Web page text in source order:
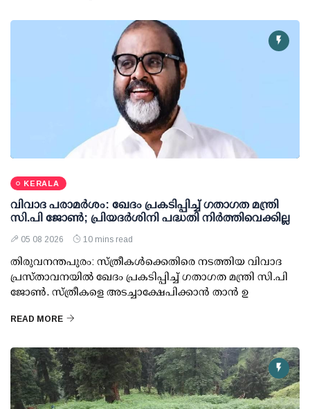
KERALA
വിവാദ പരാമര്‍ശം: ഖേദം പ്രകടിപ്പിച്ച് ഗതാഗത മന്ത്രി
സി.പി ജോണ്‍; പ്രിയദര്‍ശിനി പദ്ധതി നിര്‍ത്തിവെക്കില്ല
05 08 2026 10 mins read
തിരുവനന്തപുരം: സ്ത്രീകള്‍ക്കെതിരെ നടത്തിയ വിവാദ
പ്രസ്താവനയില്‍ ഖേദം പ്രകടിപ്പിച്ച് ഗതാഗത മന്ത്രി സി.പി
ജോണ്‍. സ്ത്രീകളെ അടച്ചാക്ഷേപിക്കാന്‍ താന്‍ ഉ
READ MORE